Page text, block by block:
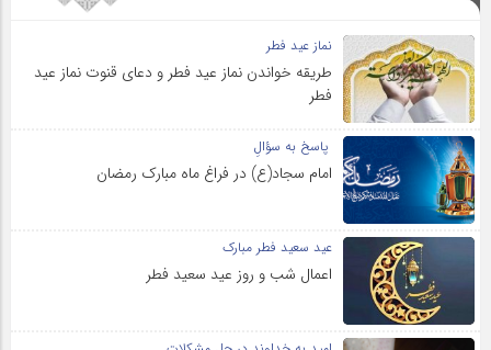
نماز عید فطر
طریقه خواندن نماز عید فطر و دعای قنوت نماز عید
فطر
پاسخ به سؤالِ
امام سجاد(ع) در فراغ ماه مبارک رمضان
عید سعید فطر مبارک
اعمال شب و روز عید سعید فطر